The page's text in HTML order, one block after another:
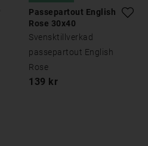
Passepartout English
Rose 30x40
Svensktillverkad
passepartout English
Rose
139 kr